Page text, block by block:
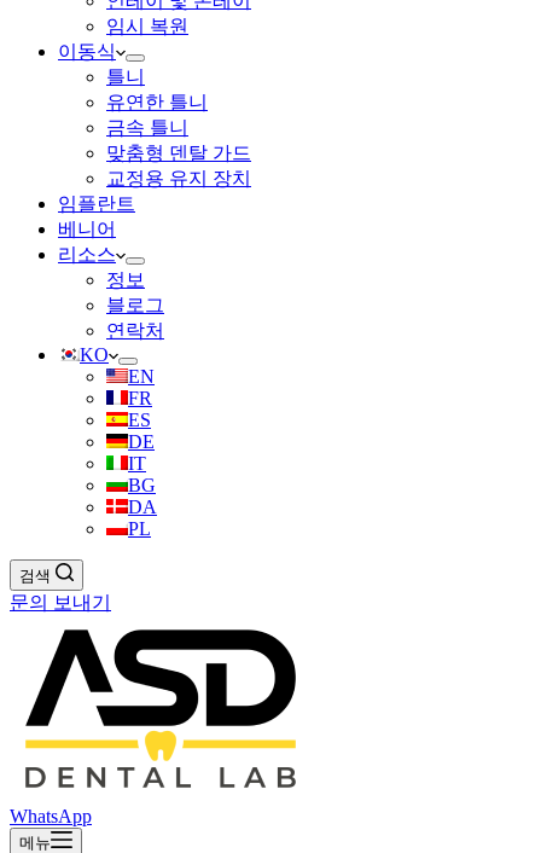
임시 복원
이동식
틀니
유연한 틀니
금속 틀니
맞춤형 덴탈 가드
교정용 유지 장치
임플란트
베니어
리소스
정보
블로그
연락처
KO
EN
FR
ES
DE
IT
BG
DA
PL
검색
문의 보내기
WhatsApp
메뉴